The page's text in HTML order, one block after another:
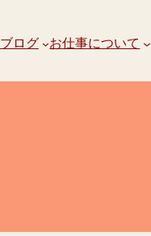
ブログ お仕事について